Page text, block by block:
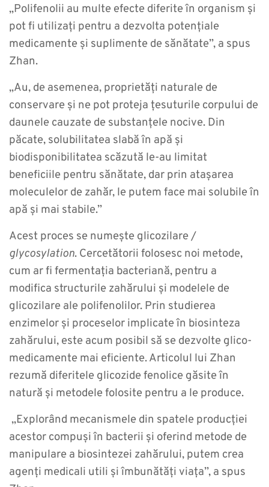
„Polifenolii au multe efecte diferite în organism și
pot fi utilizați pentru a dezvolta potențiale
medicamente și suplimente de sănătate”, a spus
Zhan.
„Au, de asemenea, proprietăți naturale de
conservare și ne pot proteja țesuturile corpului de
daunele cauzate de substanțele nocive. Din
păcate, solubilitatea slabă în apă și
biodisponibilitatea scăzută le-au limitat
beneficiile pentru sănătate, dar prin atașarea
moleculelor de zahăr, le putem face mai solubile în
apă și mai stabile.”
Acest proces se numește glicozilare /
glycosylation. Cercetătorii folosesc noi metode,
cum ar fi fermentația bacteriană, pentru a
modifica structurile zahărului și modelele de
glicozilare ale polifenolilor. Prin studierea
enzimelor și proceselor implicate în biosinteza
zahărului, este acum posibil să se dezvolte glico-
medicamente mai eficiente. Articolul lui Zhan
rezumă diferitele glicozide fenolice găsite în
natură și metodele folosite pentru a le produce.
„Explorând mecanismele din spatele producției
acestor compuși în bacterii și oferind metode de
manipulare a biosintezei zahărului, putem crea
agenți medicali utili și îmbunătăți viața”, a spus